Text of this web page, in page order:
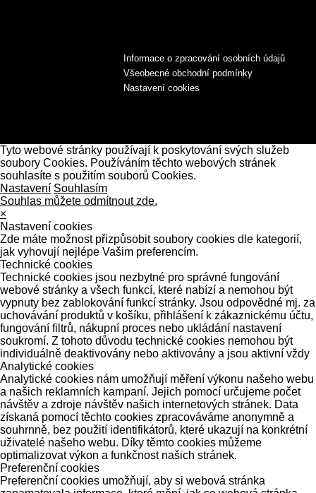
Informace o zpracování osobních údajů
Všeobecné obchodní podmínky
Nastavení cookies
Tyto webové stránky používají k poskytování svých služeb
soubory Cookies. Používáním těchto webových stránek
souhlasíte s použitím souborů Cookies.
Nastavení Souhlasím
Souhlas můžete odmítnout zde.
×
Nastavení cookies
Zde máte možnost přizpůsobit soubory cookies dle kategorií,
jak vyhovují nejlépe Vašim preferencím.
Technické cookies
Technické cookies jsou nezbytné pro správné fungování
webové stránky a všech funkcí, které nabízí a nemohou být
vypnuty bez zablokování funkcí stránky. Jsou odpovědné mj. za
uchovávání produktů v košíku, přihlášení k zákaznickému účtu,
fungování filtrů, nákupní proces nebo ukládání nastavení
soukromí. Z tohoto důvodu technické cookies nemohou být
individuálně deaktivovány nebo aktivovány a jsou aktivní vždy
Analytické cookies
Analytické cookies nám umožňují měření výkonu našeho webu
a našich reklamních kampaní. Jejich pomocí určujeme počet
návštěv a zdroje návštěv našich internetových stránek. Data
získaná pomocí těchto cookies zpracováváme anonymně a
souhrnně, bez použití identifikátorů, které ukazují na konkrétní
uživatelé našeho webu. Díky těmto cookies můžeme
optimalizovat výkon a funkčnost našich stránek.
Preferenční cookies
Preferenční cookies umožňují, aby si webová stránka